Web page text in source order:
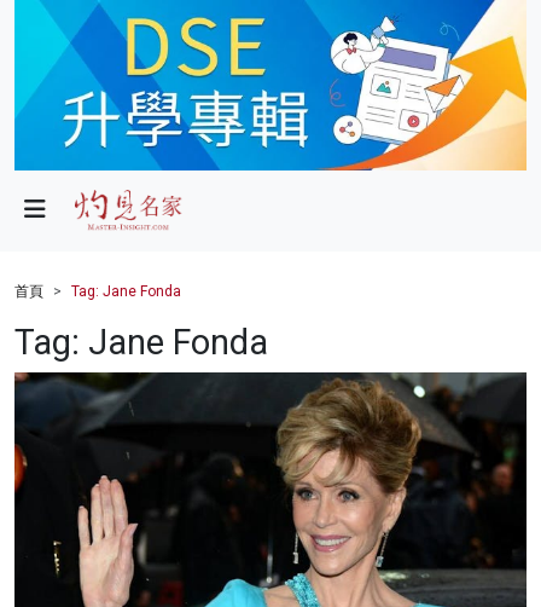
政局
財經
健康
商業
影片
名家榜
首頁 Tag: Jane Fonda
Tag: Jane Fonda